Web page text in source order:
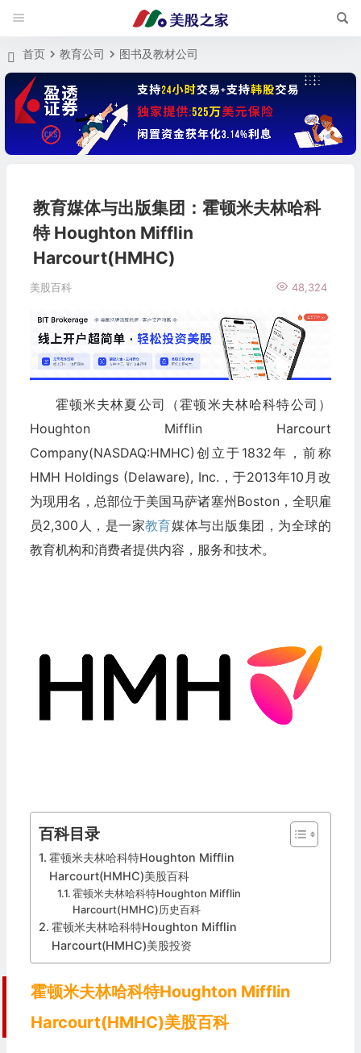
首页 教育公司 图书及教材公司
教育媒体与出版集团：霍顿米夫林哈科
特 Houghton Mifflin
Harcourt(HMHC)
美股百科 48,324
霍顿米夫林夏公司（霍顿米夫林哈科特公司）
Houghton Mifflin Harcourt
Company(NASDAQ:HMHC)创立于1832年，前称
HMH Holdings (Delaware), Inc.，于2013年10月改
为现用名，总部位于美国马萨诸塞州Boston，全职雇
员2,300人，是一家教育媒体与出版集团，为全球的
教育机构和消费者提供内容，服务和技术。
百科目录
霍顿米夫林哈科特Houghton Mifflin
Harcourt(HMHC)美股百科
霍顿米夫林哈科特Houghton Mifflin
Harcourt(HMHC)历史百科
霍顿米夫林哈科特Houghton Mifflin
Harcourt(HMHC)美股投资
霍顿米夫林哈科特Houghton Mifflin
Harcourt(HMHC)美股百科